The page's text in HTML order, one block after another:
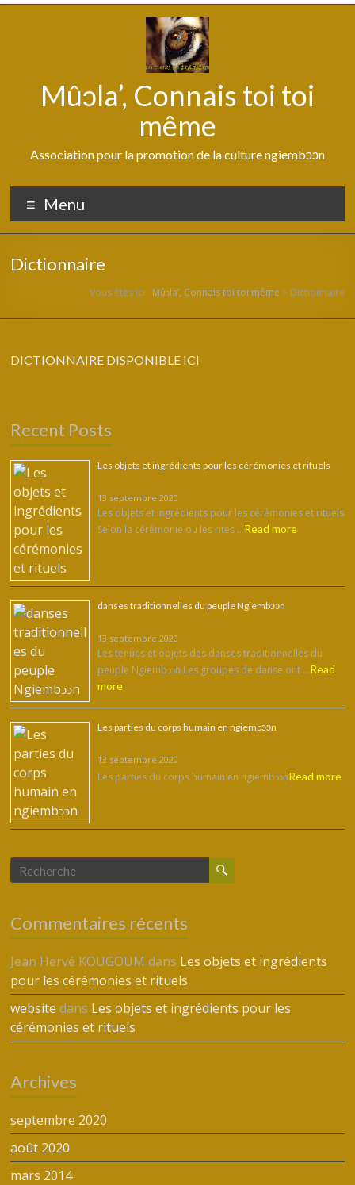
Mûↄla’, Connais toi toi
même
Association pour la promotion de la culture ngiembↄↄn
Menu
Dictionnaire
Vous êtes ici : Mûↄla’, Connais toi toi même > Dictionnaire
DICTIONNAIRE DISPONIBLE ICI
Recent Posts
Les objets et ingrédients pour les cérémonies et rituels
13 septembre 2020
Les objets et ingrédients pour les cérémonies et rituels
Selon la cérémonie ou les rites …Read more
danses traditionnelles du peuple Ngiembͻͻn
13 septembre 2020
Les tenues et objets des danses traditionnelles du
peuple Ngiembͻͻn Les groupes de danse ont …Read
more
Les parties du corps humain en ngiembↄↄn
13 septembre 2020
Les parties du corps humain en ngiembↄↄnRead more
Commentaires récents
Jean Hervé KOUGOUM dans Les objets et ingrédients
pour les cérémonies et rituels
website dans Les objets et ingrédients pour les
cérémonies et rituels
Archives
septembre 2020
août 2020
mars 2014